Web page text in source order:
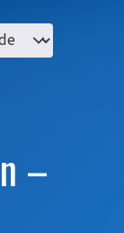
language
–